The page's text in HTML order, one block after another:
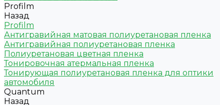
Profilm
Назад
Profilm
Антигравийная матовая полиуретановая пленка
Антигравийная полиуретановая пленка
Полиуретановая цветная пленка
Тонировочная атермальная пленка
Тонирующая полиуретановая пленка для оптики
автомобиля
Quantum
Назад